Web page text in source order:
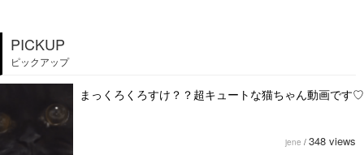
PICKUP
ピックアップ
まっくろくろすけ？？超キュートな猫ちゃん動画です♡
jene / 348 views